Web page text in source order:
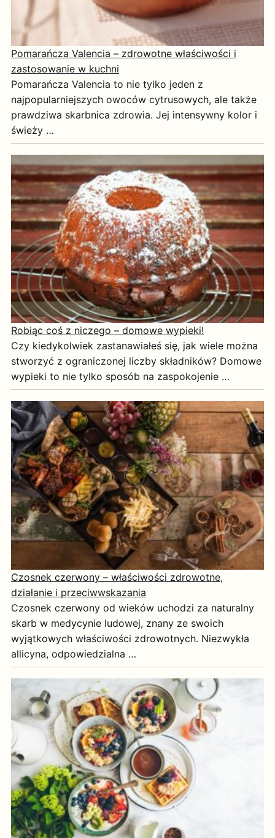
Pomarańcza Valencia – zdrowotne właściwości i
zastosowanie w kuchni
Pomarańcza Valencia to nie tylko jeden z
najpopularniejszych owoców cytrusowych, ale także
prawdziwa skarbnica zdrowia. Jej intensywny kolor i
świeży …
Robiąc coś z niczego – domowe wypieki!
Czy kiedykolwiek zastanawiałeś się, jak wiele można
stworzyć z ograniczonej liczby składników? Domowe
wypieki to nie tylko sposób na zaspokojenie …
Czosnek czerwony – właściwości zdrowotne,
działanie i przeciwwskazania
Czosnek czerwony od wieków uchodzi za naturalny
skarb w medycynie ludowej, znany ze swoich
wyjątkowych właściwości zdrowotnych. Niezwykła
allicyna, odpowiedzialna …